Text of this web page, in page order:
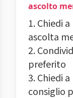
ascolto
1. Chiedi
ascolta
2.
preferito
3. Chiedi
consiglio